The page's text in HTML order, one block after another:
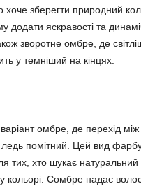
хоче зберегти природний
додати яскравості та
зворотне омбре, де
у темніший на кінцях.
омбре, де перехід між
помітний. Цей вид
тих, хто шукає натуральний
кольорі. Сомбре надає